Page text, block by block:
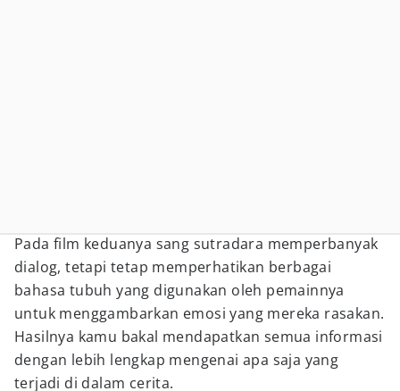
Pada film keduanya sang sutradara memperbanyak
dialog, tetapi tetap memperhatikan berbagai
bahasa tubuh yang digunakan oleh pemainnya
untuk menggambarkan emosi yang mereka rasakan.
Hasilnya kamu bakal mendapatkan semua informasi
dengan lebih lengkap mengenai apa saja yang
terjadi di dalam cerita.